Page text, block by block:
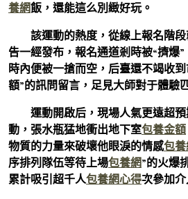
養網飯，還能這么別緻好玩。
該運動的熱度，從線上報名階
告一經發布，報名通道剎時被“擠爆
時內便被一搶而空，后臺還不竭收
額”的訊問留言，足見大師對于體驗
運動開啟后，現場人氣更遠超
動，張水瓶猛地衝出地下室包養金額
物質的力量來破壞他眼淚的情感包養
序排列隊伍等待上場包養網”的火爆
累計吸引超千人包養網心得次參加